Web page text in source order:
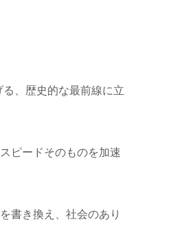
、歴史的な最前線に立
ピードそのものを加速
書き換え、社会のあり